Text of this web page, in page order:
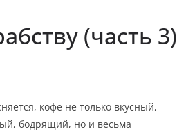
(часть 3)
кофе не только вкусный,
бодрящий, но и весьма